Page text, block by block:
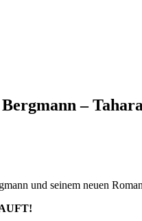
–
und seinem neuen